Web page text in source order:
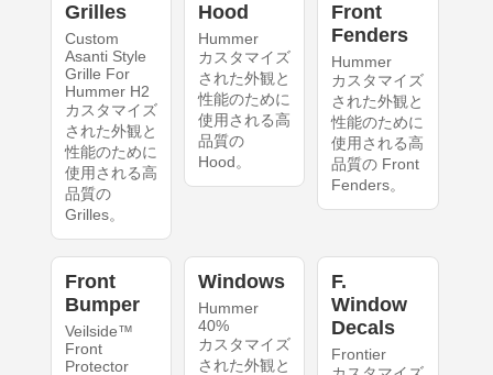
Grilles
Custom
Asanti Style
Grille For
Hummer H2
カスタマイズ
された外観と
性能のために
使用される高
品質の
Grilles。
Hood
Hummer
カスタマイズ
された外観と
性能のために
使用される高
品質の
Hood。
Front
Fenders
Hummer
カスタマイズ
された外観と
性能のために
使用される高
品質の Front
Fenders。
Front
Bumper
Veilside™
Front
Protector
Windows
Hummer
40%
カスタマイズ
された外観と
F.
Window
Decals
Frontier